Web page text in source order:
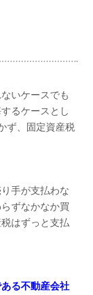
いケースでも
るケースとし
ず、固定資産税
手が支払わな
ずなかなか買
はずっと支払
る不動産会社